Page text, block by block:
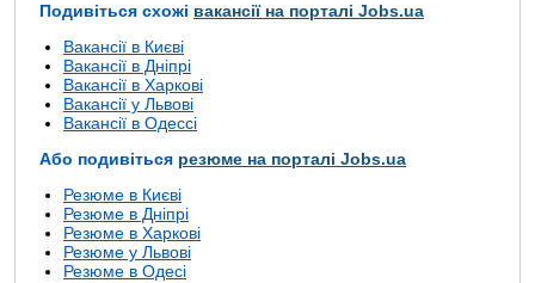
Подивіться схожі вакансії на порталі Jobs.ua
Вакансії в Києві
Вакансії в Дніпрі
Вакансії в Харкові
Вакансії у Львові
Вакансії в Одессі
Або подивіться резюме на порталі Jobs.ua
Резюме в Києві
Резюме в Дніпрі
Резюме в Харкові
Резюме у Львові
Резюме в Одесі